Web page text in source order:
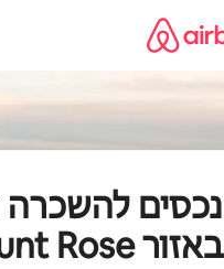
נכסים
באזור Mount Rose